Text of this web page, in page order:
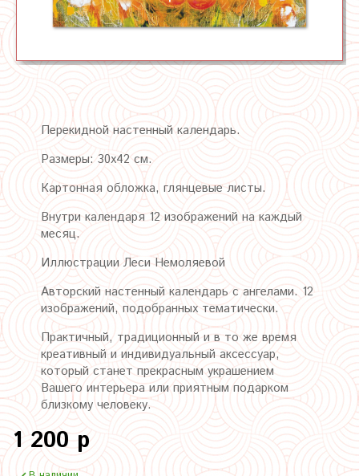
Перекидной настенный календарь.
Размеры: 30х42 см.
Картонная обложка, глянцевые листы.
Внутри календаря 12 изображений на каждый
месяц.
Иллюстрации Леси Немоляевой
Авторский настенный календарь с ангелами. 12
изображений, подобранных тематически.
Практичный, традиционный и в то же время
креативный и индивидуальный аксессуар,
который станет прекрасным украшением
Вашего интерьера или приятным подарком
близкому человеку.
1 200 р